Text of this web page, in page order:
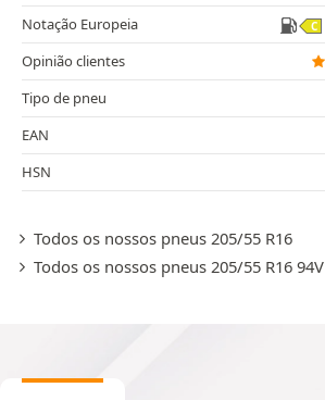
Notação Europeia
C
Opinião clientes
Tipo de pneu
EAN
HSN
Todos os nossos pneus 205/55 R16
Todos os nossos pneus 205/55 R16 94V